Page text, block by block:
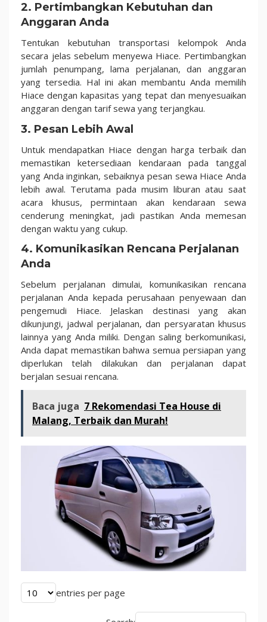
2. Pertimbangkan Kebutuhan dan
Anggaran Anda
Tentukan kebutuhan transportasi kelompok Anda
secara jelas sebelum menyewa Hiace. Pertimbangkan
jumlah penumpang, lama perjalanan, dan anggaran
yang tersedia. Hal ini akan membantu Anda memilih
Hiace dengan kapasitas yang tepat dan menyesuaikan
anggaran dengan tarif sewa yang terjangkau.
3. Pesan Lebih Awal
Untuk mendapatkan Hiace dengan harga terbaik dan
memastikan ketersediaan kendaraan pada tanggal
yang Anda inginkan, sebaiknya pesan sewa Hiace Anda
lebih awal. Terutama pada musim liburan atau saat
acara khusus, permintaan akan kendaraan sewa
cenderung meningkat, jadi pastikan Anda memesan
dengan waktu yang cukup.
4. Komunikasikan Rencana Perjalanan
Anda
Sebelum perjalanan dimulai, komunikasikan rencana
perjalanan Anda kepada perusahaan penyewaan dan
pengemudi Hiace. Jelaskan destinasi yang akan
dikunjungi, jadwal perjalanan, dan persyaratan khusus
lainnya yang Anda miliki. Dengan saling berkomunikasi,
Anda dapat memastikan bahwa semua persiapan yang
diperlukan telah dilakukan dan perjalanan dapat
berjalan sesuai rencana.
Baca juga 7 Rekomendasi Tea House di
Malang, Terbaik dan Murah!
entries per page